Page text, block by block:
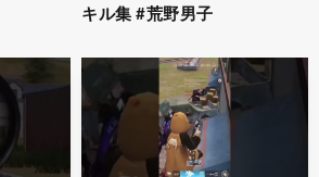
キル集 #荒野男子